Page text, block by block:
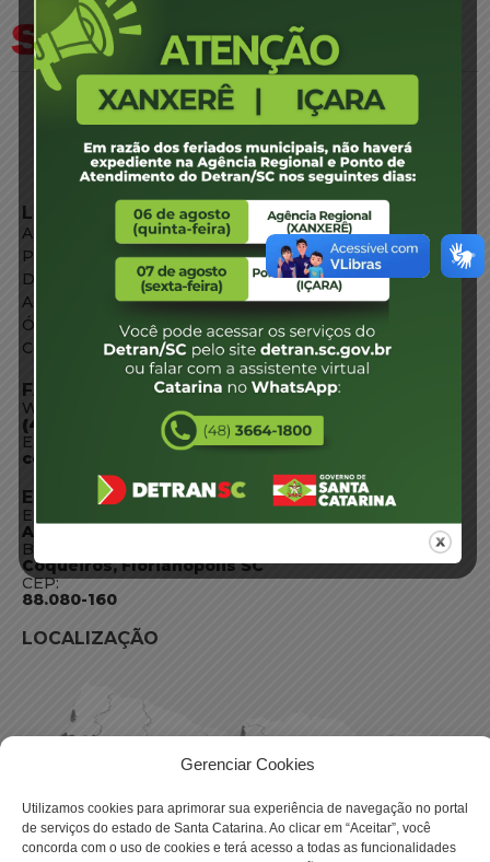
Gerenciar Cookies
Utilizamos cookies para aprimorar sua experiência de navegação no portal
de serviços do estado de Santa Catarina. Ao clicar em “Aceitar”, você
concorda com o uso de cookies e terá acesso a todas as funcionalidades
LINKS EXTERNOS
Agência de Notícias
Portal de Serviços
Diário Oficial
Acesso à Informação
Órgãos do Governo
Conheça SC
FALE CONOSCO
WhatsApp:
(48) 3664-1800
E-mail:
centraldeinformacoes@detran.sc.gov.br
ENDEREÇO
Endereço:
Av. Almirante Tamandaré - 480
Bairro:
Coqueiros, Florianópolis SC
CEP:
88.080-160
LOCALIZAÇÃO